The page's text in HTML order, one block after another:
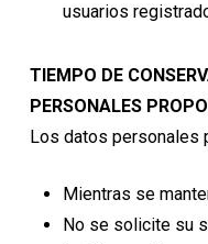
usuarios
TIEMPO DE
PERSONALES
Los datos personales
Mientras se
No se solicite su